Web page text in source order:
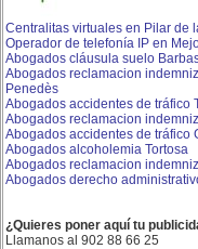
Centralitas virtuales en Pilar de
Operador de telefonía IP en
Abogados cláusula suelo
Abogados reclamacion
Penedès
Abogados accidentes de tráfico
Abogados reclamacion
Abogados accidentes de tráfico
Abogados alcoholemia Tortosa
Abogados reclamacion
Abogados derecho
¿Quieres poner aquí tu
Llamanos al 902 88 66 25